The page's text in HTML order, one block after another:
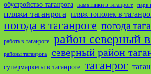
обустройство таганрога памятники в таганроге парк
пляжи таганрога пляж тополек в
погода в таганроге погода
работа в таганроге район северный в
районы таганрога северный район
супермаркеты в таганроге таганрог